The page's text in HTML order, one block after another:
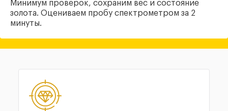
Минимум проверок, сохраним вес и состояние
золота. Оцениваем пробу спектрометром за 2
минуты.